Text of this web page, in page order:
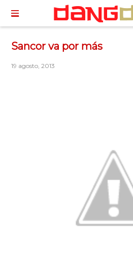
Sancor va por más
19 agosto, 2013